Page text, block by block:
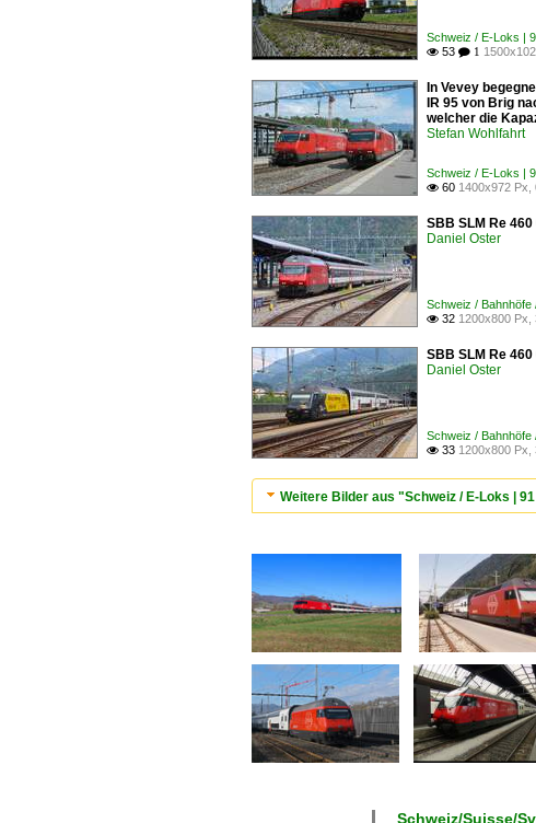
Schweiz / E-Loks |
 53  1
In Vevey
IR 95 von Brig
welcher die
Stefan Wohlfahrt
Schweiz / E-Loks |
 60 1400x972 Px,
SBB SLM Re
Daniel Oster
Schweiz / Bahnhöfe
 32 1200x800 Px,
SBB SLM Re
Daniel Oster
Schweiz / Bahnhöfe
 33 1200x800 Px,
Weitere Bilder aus "Schweiz / E-Loks |
Schweiz/Suisse/